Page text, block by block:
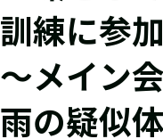
訓練に参加
～メイン
雨の疑似